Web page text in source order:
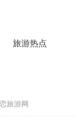
旅游热点
旅游网